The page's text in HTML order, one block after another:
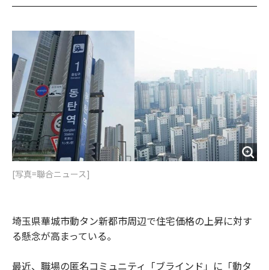
c
b
k
i
t
e
r
o
o
[写真=聯合ニュース]
埼玉県華城市動タン新都市周辺で住宅価格の上昇に対す
る懸念が高まっている。
最近、職場の匿名コミュニティ「ブラインド」に「動タ